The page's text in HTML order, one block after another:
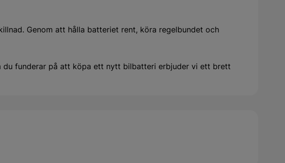
Genom att hålla batteriet rent, köra regelbundet och
funderar på att köpa ett nytt bilbatteri erbjuder vi ett brett